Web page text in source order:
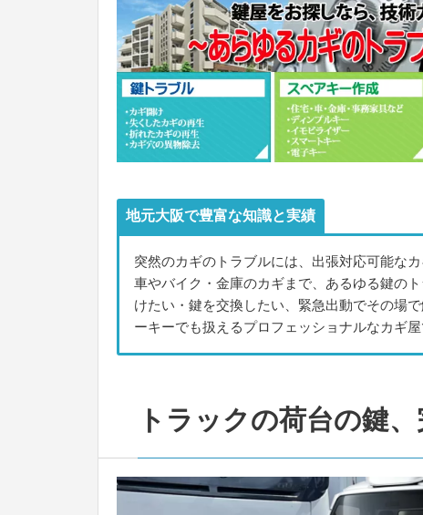
地元大阪で豊富な知識と実績
突然のカギのトラブルには、出張対応可能な
車やバイク・金庫のカギまで、あるゆる鍵の
けたい・鍵を交換したい、緊急出動でその場
ーキーでも扱えるプロフェッショナルなカギ屋
トラックの荷台の鍵